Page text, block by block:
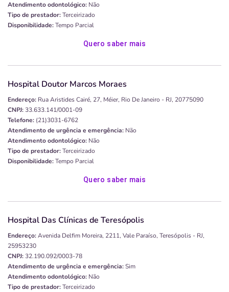
Atendimento odontológico: Não
Tipo de prestador:Terceirizado
Disponibilidade:Tempo Parcial
Quero saber mais
Hospital Doutor Marcos Moraes
Endereço: Rua Aristides Cairé, 27, Méier, Rio De Janeiro - RJ, 20775090
CNPJ:33.633.141/0001-09
Telefone: (21)3031-6762
Atendimento de urgência e emergência: Não
Atendimento odontológico: Não
Tipo de prestador:Terceirizado
Disponibilidade:Tempo Parcial
Quero saber mais
Hospital Das Clínicas de Teresópolis
Endereço:Avenida Delfim Moreira, 2211, Vale Paraíso, Teresópolis - RJ,
25953230
CNPJ:32.190.092/0003-78
Atendimento de urgência e emergência:Sim
Atendimento odontológico: Não
Tipo de prestador:Terceirizado